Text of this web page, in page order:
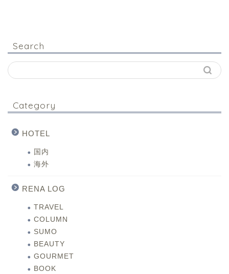
Search
Category
HOTEL
国内
海外
RENA LOG
TRAVEL
COLUMN
SUMO
BEAUTY
GOURMET
BOOK